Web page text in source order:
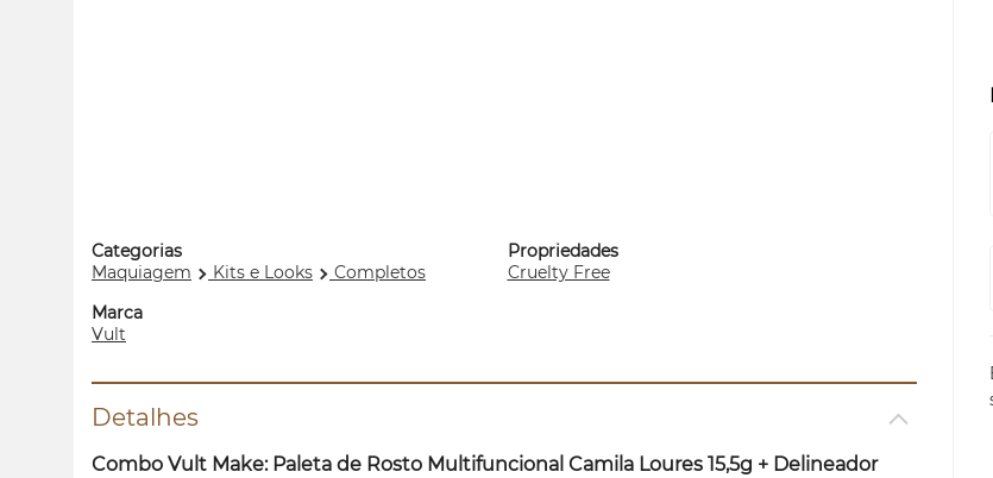
Categorias
Maquiagem
Kits e Looks Completos
Propriedades
Cruelty Free
Marca
Vult
Detalhes
Combo Vult Make: Paleta de Rosto Multifuncional Camila Loures 15,5g + Delineador